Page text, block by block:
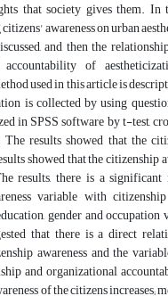
that society gives them. In
awareness on urban
and then the
accountability of
used in this article is
is collected by using
in SPSS software by t-test,
The results showed that the
showed that the citizenship
results, there is a significant
variable with
gender and
that there is a direct
awareness and the
and organizational
of the citizens increases;